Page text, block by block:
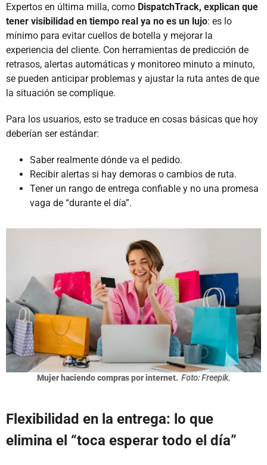
Expertos en última milla, como DispatchTrack, explican que
tener visibilidad en tiempo real ya no es un lujo: es lo
mínimo para evitar cuellos de botella y mejorar la
experiencia del cliente. Con herramientas de predicción de
retrasos, alertas automáticas y monitoreo minuto a minuto,
se pueden anticipar problemas y ajustar la ruta antes de que
la situación se complique.
Para los usuarios, esto se traduce en cosas básicas que hoy
deberían ser estándar:
Saber realmente dónde va el pedido.
Recibir alertas si hay demoras o cambios de ruta.
Tener un rango de entrega confiable y no una promesa
vaga de “durante el día”.
Mujer haciendo compras por internet. Foto: Freepik.
Flexibilidad en la entrega: lo que
elimina el “toca esperar todo el día”